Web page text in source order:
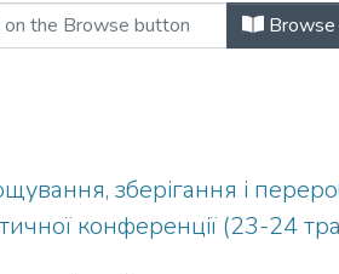
Browse
зберігання і
конференції (23-24